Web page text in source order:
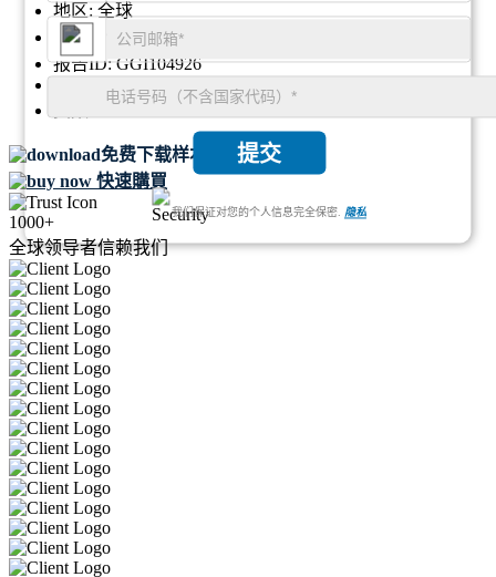
地区: 全球
格式:
PDF
报告ID:GGI104926
SKU ID:
22360489
107
免费下载样本
快速購買
1000+
全球领导者信赖我们
提交
我们保证对您的个人信息完全保密. 隐私